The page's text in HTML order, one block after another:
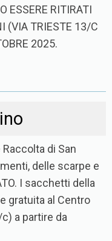
ESSERE RITIRATI
(VIA TRIESTE 13/C
2025.
di San
delle scarpe e
I sacchetti della
gratuita al Centro
a partire da